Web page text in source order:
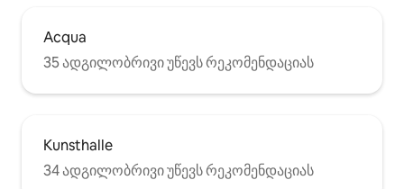
Acqua
35 ადგილობრივი უწევს რეკომენდაციას
Kunsthalle
34 ადგილობრივი უწევს რეკომენდაციას